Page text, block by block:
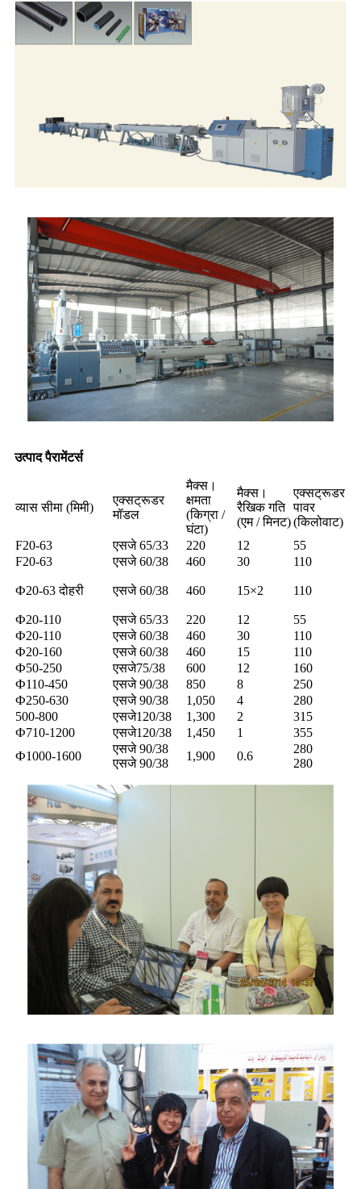
उत्पाद पैरामेंटर्स
व्यास सीमा (मिमी)
एक्सट्रूडर
मॉडल
मैक्स।
क्षमता
(किग्रा /
घंटा)
मैक्स।
रैखिक गति
(एम / मिनट)
एक्सट्रूडर
पावर
(किलोवाट)
F20-63
एसजे 65/33 220 12
55
F20-63
एसजे 60/38 460 30 110
Ф20-63 दोहरी एसजे 60/38 460 15×2 110
Ф20-110 एसजे 65/33 220 12
55
Ф20-110
एसजे 60/38 460 30
110
Ф20-160
एसजे 60/38 460 15
110
Ф50-250
एसजे75/38 600 12
160
Ф110-450
एसजे 90/38 850 8
250
Ф250-630
एसजे 90/38 1,050 4
280
500-800
एसजे120/38 1,300 2
315
Ф710-1200
एसजे120/38 1,450 1
355
Ф1000-1600
एसजे 90/38
एसजे 90/38
1,900 0.6
280
280